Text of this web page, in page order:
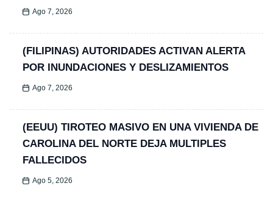
Ago 7, 2026
(FILIPINAS) AUTORIDADES ACTIVAN ALERTA
POR INUNDACIONES Y DESLIZAMIENTOS
Ago 7, 2026
(EEUU) TIROTEO MASIVO EN UNA VIVIENDA DE
CAROLINA DEL NORTE DEJA MULTIPLES
FALLECIDOS
Ago 5, 2026